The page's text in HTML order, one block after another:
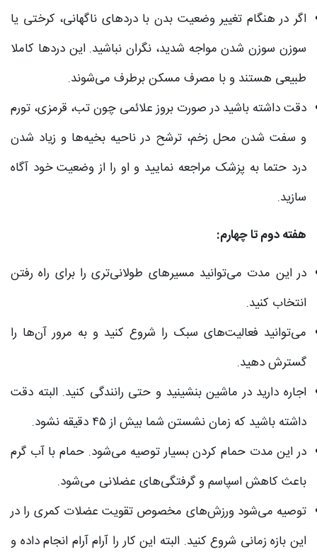
اگر در هنگام تغییر وضعیت بدن با دردهای ناگهانی، کرختی یا
سوزن سوزن شدن مواجه شدید، نگران نباشید. این دردها کاملا
طبیعی هستند و با مصرف مسکن برطرف می‌شوند.
دقت داشته باشید در صورت بروز علائمی چون تب، قرمزی، تورم
و سفت شدن محل زخم، ترشح در ناحیه بخیه‌ها و زیاد شدن
درد حتما به پزشک مراجعه نمایید و او را از وضعیت خود آگاه
سازید.
هفته دوم تا چهارم:
در این مدت می‌توانید مسیرهای طولانی‌تری را برای راه رفتن
انتخاب کنید.
می‌توانید فعالیت‌های سبک را شروع کنید و به مرور آن‌ها را
گسترش دهید.
اجاره دارید در ماشین بنشینید و حتی رانندگی کنید. البته دقت
داشته باشید که زمان نشستن شما بیش از ۴۵ دقیقه نشود.
در این مدت حمام کردن بسیار توصیه می‌شود. حمام با آب گرم
باعث کاهش اسپاسم و گرفتگی‌های عضلانی می‌شود.
توصیه می‌شود ورزش‌های مخصوص تقویت عضلات کمری را در
این بازه زمانی شروع کنید. البته این کار را آرام آرام انجام داده و